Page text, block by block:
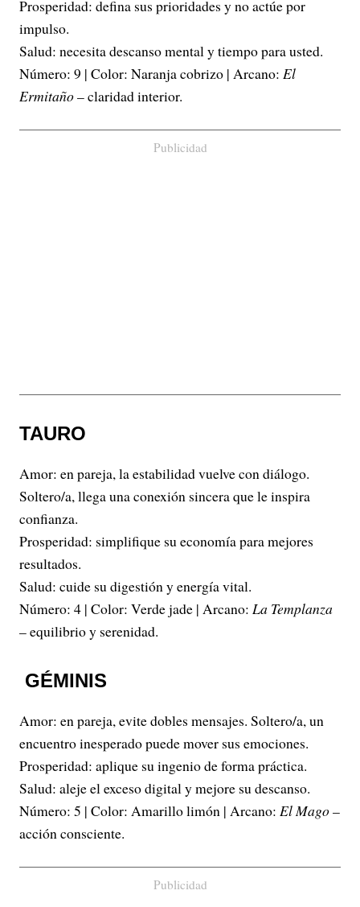
Prosperidad: defina sus prioridades y no actúe por
impulso.
Salud: necesita descanso mental y tiempo para usted.
Número: 9 | Color: Naranja cobrizo | Arcano: El
Ermitaño– claridad interior.
Publicidad
TAURO
Amor: en pareja, la estabilidad vuelve con diálogo.
Soltero/a, llega una conexión sincera que le inspira
confianza.
Prosperidad: simplifique su economía para mejores
resultados.
Salud: cuide su digestión y energía vital.
Número: 4 | Color: Verde jade | Arcano: La Templanza
– equilibrio y serenidad.
GÉMINIS
Amor: en pareja, evite dobles mensajes. Soltero/a, un
encuentro inesperado puede mover sus emociones.
Prosperidad: aplique su ingenio de forma práctica.
Salud: aleje el exceso digital y mejore su descanso.
Número: 5 | Color: Amarillo limón | Arcano: El Mago–
acción consciente.
Publicidad